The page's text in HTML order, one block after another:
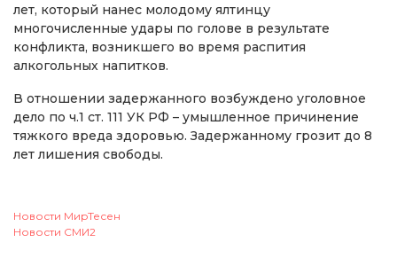
лет, который нанес молодому ялтинцу
многочисленные удары по голове в результате
конфликта, возникшего во время распития
алкогольных напитков.
В отношении задержанного возбуждено уголовное
дело по ч.1 ст. 111 УК РФ – умышленное причинение
тяжкого вреда здоровью. Задержанному грозит до 8
лет лишения свободы.
Новости МирТесен
Новости СМИ2